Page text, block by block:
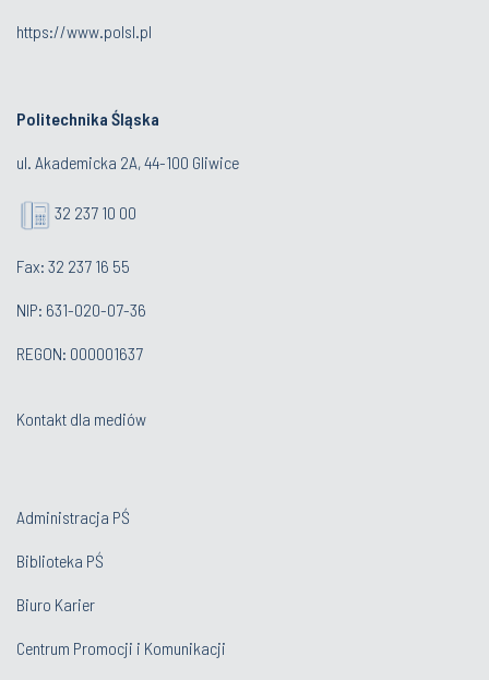
https://www.polsl.pl
Politechnika Śląska
ul. Akademicka 2A, 44-100 Gliwice
32 237 10 00
Fax: 32 237 16 55
NIP: 631-020-07-36
REGON: 000001637
Kontakt dla mediów
Administracja PŚ
Biblioteka PŚ
Biuro Karier
Centrum Promocji i Komunikacji